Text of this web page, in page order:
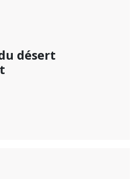
désert